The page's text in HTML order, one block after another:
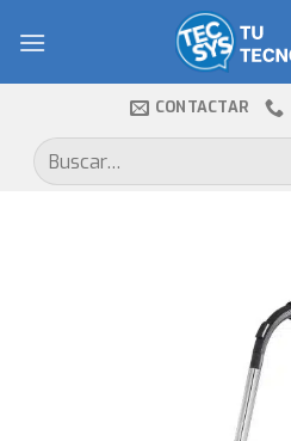
CONTACTAR
Buscar
por: